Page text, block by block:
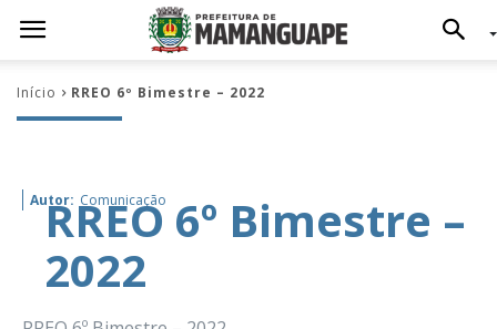
Início RREO 6º Bimestre – 2022
Autor: Comunicação
RREO 6º Bimestre –
2022